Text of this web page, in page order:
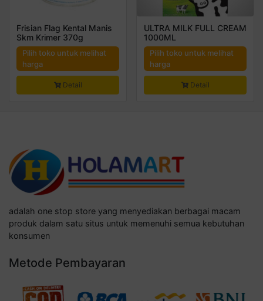
Frisian Flag Kental Manis
Skm Krimer 370g
Pilih toko untuk melihat
harga
Detail
ULTRA MILK FULL CREAM
1000ML
Pilih toko untuk melihat
harga
Detail
adalah one stop store yang menyediakan berbagai macam
produk dalam satu situs untuk memenuhi semua kebutuhan
konsumen
Metode Pembayaran